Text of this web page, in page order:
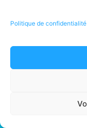
Politique de confidentialité